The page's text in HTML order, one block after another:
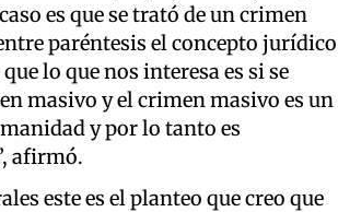
es que se trató de un crimen
paréntesis el concepto jurídico
lo que nos interesa es si se
masivo y el crimen masivo es un
y por lo tanto es
afirmó.
este es el planteo que creo que